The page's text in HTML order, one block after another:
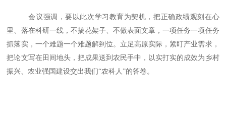
会议强调，要以此次学习教育为契机，把正确政绩观刻在心
里、落在科研一线，不搞花架子、不做表面文章，一项任务一项任务
抓落实，一个难题一个难题解到位。立足高原实际，紧盯产业需求，
把论文写在田间地头，把成果送到农民手中，以实打实的成效为乡村
振兴、农业强国建设交出我们“农科人”的答卷。